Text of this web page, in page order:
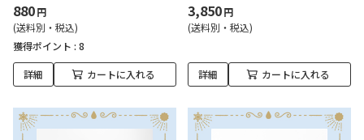
880円
(送料別・税込)
獲得ポイント : 8
詳細 カートに入れる
3,850円
(送料別・税込)
詳細 カートに入れる